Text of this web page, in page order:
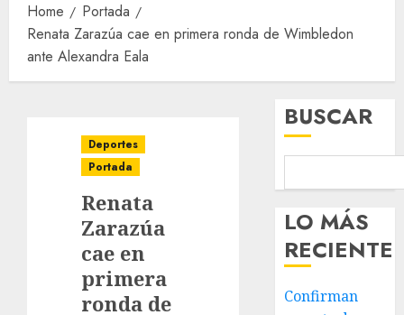
Home
Portada
Renata Zarazúa cae en primera ronda de Wimbledon
ante Alexandra Eala
Deportes
Portada
Renata
Zarazúa
cae en
primera
ronda de
BUSCAR
LO MÁS
RECIENTE
Confirman